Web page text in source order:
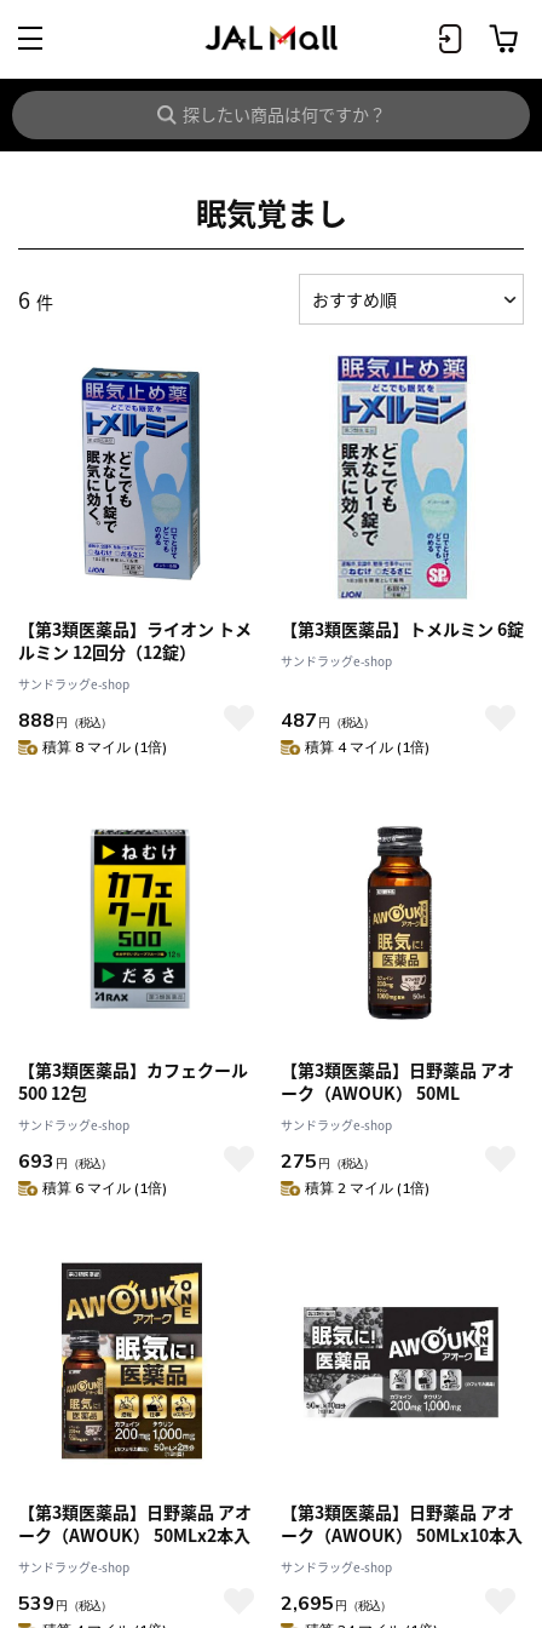
眠気覚まし
6 件
【第3類医薬品】ライオン トメ
ルミン 12回分（12錠）
サンドラッグe-shop
888 円 （税込）
積算 8 マイル (1倍)
【第3類医薬品】トメルミン 6錠
サンドラッグe-shop
487 円 （税込）
積算 4 マイル (1倍)
【第3類医薬品】カフェクール
500 12包
サンドラッグe-shop
693 円 （税込）
積算 6 マイル (1倍)
【第3類医薬品】日野薬品 アオ
ーク（AWOUK） 50ML
サンドラッグe-shop
275 円 （税込）
積算 2 マイル (1倍)
【第3類医薬品】日野薬品 アオ
ーク（AWOUK） 50MLx2本入
サンドラッグe-shop
539 円 （税込）
【第3類医薬品】日野薬品 アオ
ーク（AWOUK） 50MLx10本入
サンドラッグe-shop
2,695 円 （税込）